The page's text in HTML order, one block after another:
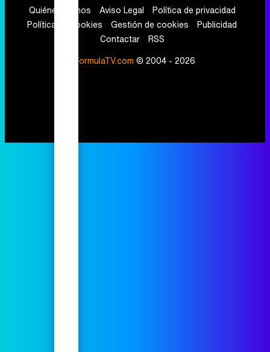
Quiénes somos Aviso Legal
Política de privacidad
Política de cookies
Gestión de cookies
Publicidad
Contactar
RSS
FormulaTV.com © 2004 - 2026